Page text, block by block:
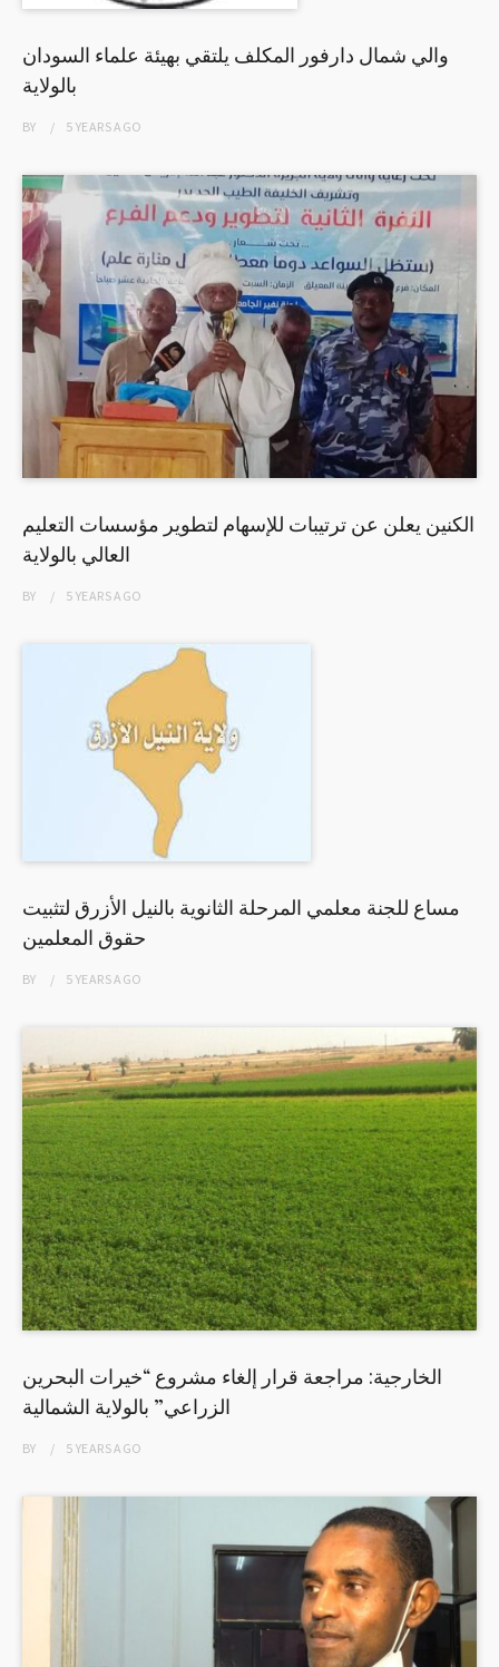
والي شمال دارفور المكلف يلتقي بهيئة علماء السودان
بالولاية
BY 5 YEARSAGO
الكنين يعلن عن ترتيبات للإسهام لتطوير مؤسسات التعليم
العالي بالولاية
BY 5 YEARSAGO
مساع للجنة معلمي المرحلة الثانوية بالنيل الأزرق لتثبيت
حقوق المعلمين
BY 5 YEARSAGO
الخارجية: مراجعة قرار إلغاء مشروع “خيرات البحرين
الزراعي” بالولاية الشمالية
BY 5 YEARSAGO